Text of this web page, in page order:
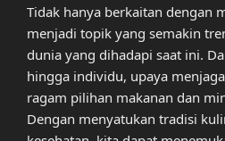
Tidak hanya berkaitan dengan
menjadi topik yang semakin
dunia yang dihadapi saat ini.
hingga individu, upaya
ragam pilihan makanan dan
Dengan menyatukan tradisi